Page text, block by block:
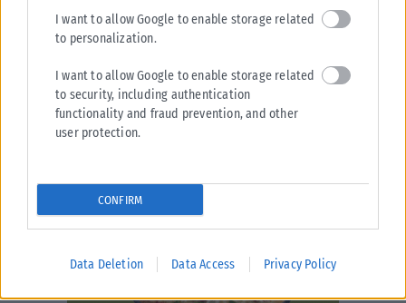
I want to allow Google to enable storage related
to personalization.
I want to allow Google to enable storage related
to security, including authentication
functionality and fraud prevention, and other
user protection.
CONFIRM
Data Deletion Data Access Privacy Policy